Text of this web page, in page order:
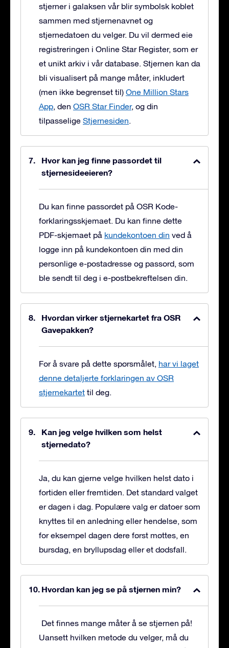
stjerner i galaksen vår blir symbolsk koblet
sammen med stjernenavnet og
stjernedatoen du velger. Du vil dermed eie
registreringen i Online Star Register, som er
et unikt arkiv i vår database. Stjernen kan da
bli visualisert på mange måter, inkludert
(men ikke begrenset til) One Million Stars
App, den OSR Star Finder, og din
tilpasselige Stjernesiden.
Hvor kan jeg finne passordet til
stjernesideeieren?
Du kan finne passordet på OSR Kode-
forklaringsskjemaet. Du kan finne dette
PDF-skjemaet på kundekontoen din ved å
logge inn på kundekontoen din med din
personlige e-postadresse og passord, som
ble sendt til deg i e-postbekreftelsen din.
Hvordan virker stjernekartet fra OSR
Gavepakken?
For å svare på dette spørsmålet, har vi laget
denne detaljerte forklaringen av OSR
stjernekartet til deg.
Kan jeg velge hvilken som helst
stjernedato?
Ja, du kan gjerne velge hvilken helst dato i
fortiden eller fremtiden. Det standard valget
er dagen i dag. Populære valg er datoer som
knyttes til en anledning eller hendelse, som
for eksempel dagen dere først møttes, en
bursdag, en bryllupsdag eller et dødsfall.
Hvordan kan jeg se på stjernen min?
Det finnes mange måter å se stjernen på!
Uansett hvilken metode du velger, må du